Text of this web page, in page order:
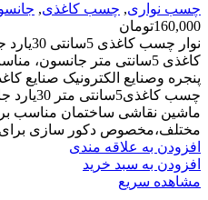
چسب نواری, چسب کاغذی,
160,000تومان
نوار
کاغذی 5سانتی متر
پنجره وصنایع الکترونیک صنایع
چسب
ماشین نقاشی ساختمان مناسب
مختلف،مخصوص دکور سازی برای
افزودن به علاقه مندی
افزودن به سبد خرید
مشاهده سریع